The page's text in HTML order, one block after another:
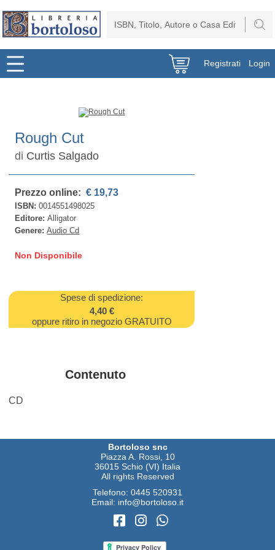
Registrati Login
Rough Cut
di Curtis Salgado
Prezzo online: € 19,73
ISBN:0014551498025
Editore:Alligator
Genere:Audio Cd
Non Disponibile
Spese di spedizione:
4,40 €
oppure ritiro in negozio GRATUITO
Contenuto
CD
Bortoloso snc
Piazza A. Rossi, 10
36015 Schio (VI) Italia
All rights Reserved
Telefono: 0445 520931
Email: info@bortoloso.it